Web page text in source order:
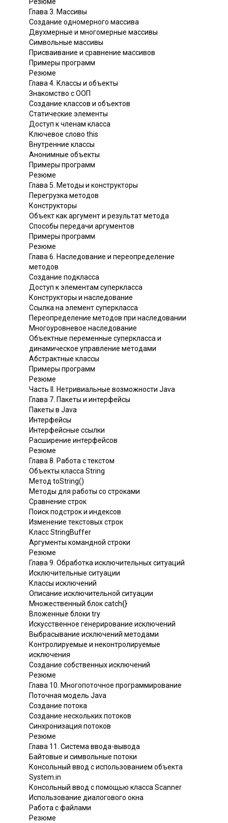
Резюме
Глава 3. Массивы
Создание одномерного массива
Двухмерные и многомерные массивы
Символьные массивы
Присваивание и сравнение массивов
Примеры программ
Резюме
Глава 4. Классы и объекты
Знакомство с ООП
Создание классов и объектов
Статические элементы
Доступ к членам класса
Ключевое слово this
Внутренние классы
Анонимные объекты
Примеры программ
Резюме
Глава 5. Методы и конструкторы
Перегрузка методов
Конструкторы
Объект как аргумент и результат метода
Способы передачи аргументов
Примеры программ
Резюме
Глава 6. Наследование и переопределение
методов
Создание подкласса
Доступ к элементам суперкласса
Конструкторы и наследование
Ссылка на элемент суперкласса
Переопределение методов при наследовании
Многоуровневое наследование
Объектные переменные суперкласса и
динамическое управление методами
Абстрактные классы
Примеры программ
Резюме
Часть II. Нетривиальные возможности Java
Глава 7. Пакеты и интерфейсы
Пакеты в Java
Интерфейсы
Интерфейсные ссылки
Расширение интерфейсов
Резюме
Глава 8. Работа с текстом
Объекты класса String
Метод toString()
Методы для работы со строками
Сравнение строк
Поиск подстрок и индексов
Изменение текстовых строк
Класс StringBuffer
Аргументы командной строки
Резюме
Глава 9. Обработка исключительных ситуаций
Исключительные ситуации
Классы исключений
Описание исключительной ситуации
Множественный блок catch{}
Вложенные блоки try
Искусственное генерирование исключений
Выбрасывание исключений методами
Контролируемые и неконтролируемые
исключения
Создание собственных исключений
Резюме
Глава 10. Многопоточное программирование
Поточная модель Java
Создание потока
Создание нескольких потоков
Синхронизация потоков
Резюме
Глава 11. Система ввода-вывода
Байтовые и символьные потоки
Консольный ввод с использованием объекта
System.in
Консольный ввод с помощью класса Scanner
Использование диалогового окна
Работа с файлами
Резюме